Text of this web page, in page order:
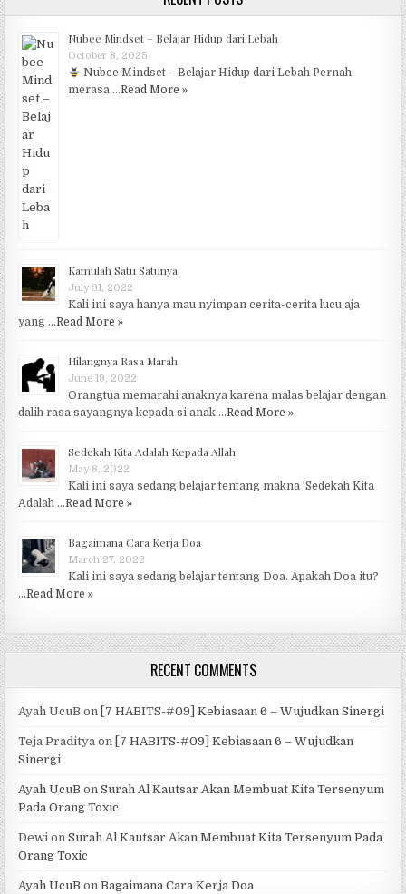
Nubee Mindset – Belajar Hidup dari Lebah
October 8, 2025
Nubee Mindset – Belajar Hidup dari Lebah Pernah
merasa …Read More »
Kamulah Satu Satunya
July 31, 2022
Kali ini saya hanya mau nyimpan cerita-cerita lucu aja
yang …Read More »
Hilangnya Rasa Marah
June 19, 2022
Orangtua memarahi anaknya karena malas belajar dengan
dalih rasa sayangnya kepada si anak …Read More »
Sedekah Kita Adalah Kepada Allah
May 8, 2022
Kali ini saya sedang belajar tentang makna 'Sedekah Kita
Adalah …Read More »
Bagaimana Cara Kerja Doa
March 27, 2022
Kali ini saya sedang belajar tentang Doa. Apakah Doa itu?
…Read More »
RECENT COMMENTS
Ayah UcuB on [7 HABITS-#09] Kebiasaan 6 – Wujudkan Sinergi
Teja Praditya on [7 HABITS-#09] Kebiasaan 6 – Wujudkan
Sinergi
Ayah UcuB onSurah Al Kautsar Akan Membuat Kita Tersenyum
Pada Orang Toxic
Dewi onSurah Al Kautsar Akan Membuat Kita Tersenyum Pada
Orang Toxic
Ayah UcuB onBagaimana Cara Kerja Doa